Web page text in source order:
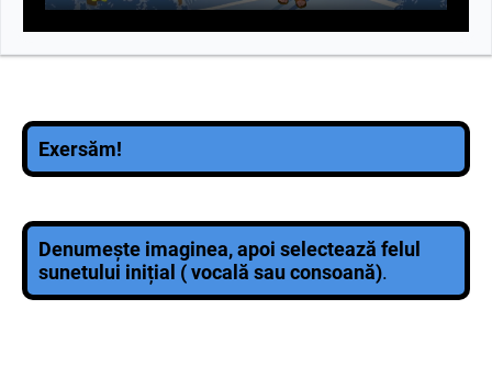
Exersăm!
Denumește imaginea, apoi selectează felul
sunetului inițial ( vocală sau consoană).